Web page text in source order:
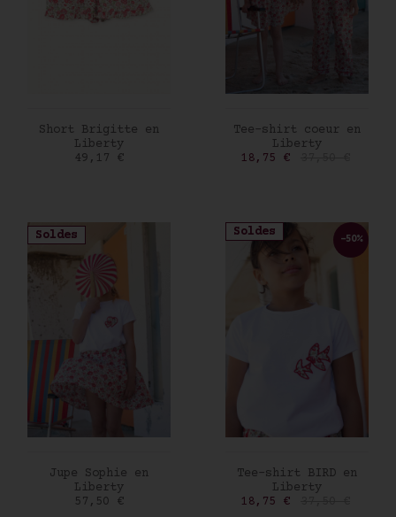
AJOUTER AU PANIER
Short Brigitte en
Liberty
Prix
49,17 €
AJOUTER AU PANIER
Tee-shirt coeur en
Liberty
Prix
18,75 €
Soldes
AJOUTER AU PANIER
Jupe Sophie en
Liberty
Prix
57,50 €
Soldes
AJOUTER AU PANIER
Tee-shirt BIRD en
Liberty
Prix
18,75 €
-50%